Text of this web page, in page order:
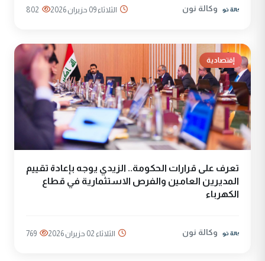
وكالة نون الثلاثاء 09 حزيران 2026 802
إقتصادية
تعرف على قرارات الحكومة.. الزيدي يوجه بإعادة تقييم
المديرين العامين والفرص الاستثمارية في قطاع
الكهرباء
وكالة نون الثلاثاء 02 حزيران 2026 769